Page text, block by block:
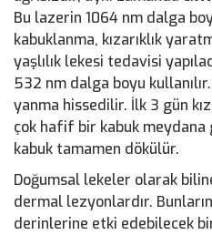
Bu lazerin 1064 nm dalga
kabuklanma, kızarıklık
yaşlılık lekesi tedavisi
532 nm dalga boyu
yanma hissedilir. İlk 3 gün
çok hafif bir kabuk meydana
kabuk tamamen dökülür.
Doğumsal lekeler olarak
dermal lezyonlardır.
derinlerine etki edebilecek